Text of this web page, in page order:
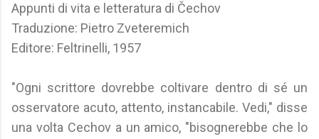
Appunti di vita e letteratura di Čechov
Traduzione: Pietro Zveteremich
Editore: Feltrinelli, 1957
"Ogni scrittore dovrebbe coltivare dentro di sé un
osservatore acuto, attento, instancabile. Vedi," disse
una volta Cechov a un amico, "bisognerebbe che lo